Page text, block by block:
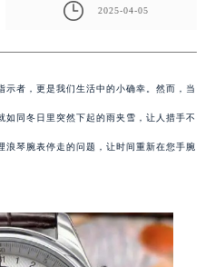
2025-04-05
者，更是我们生活中的小确幸。然而，当
同冬日里突然下起的雨夹雪，让人措手不
浪琴腕表停走的问题，让时间重新在您手腕